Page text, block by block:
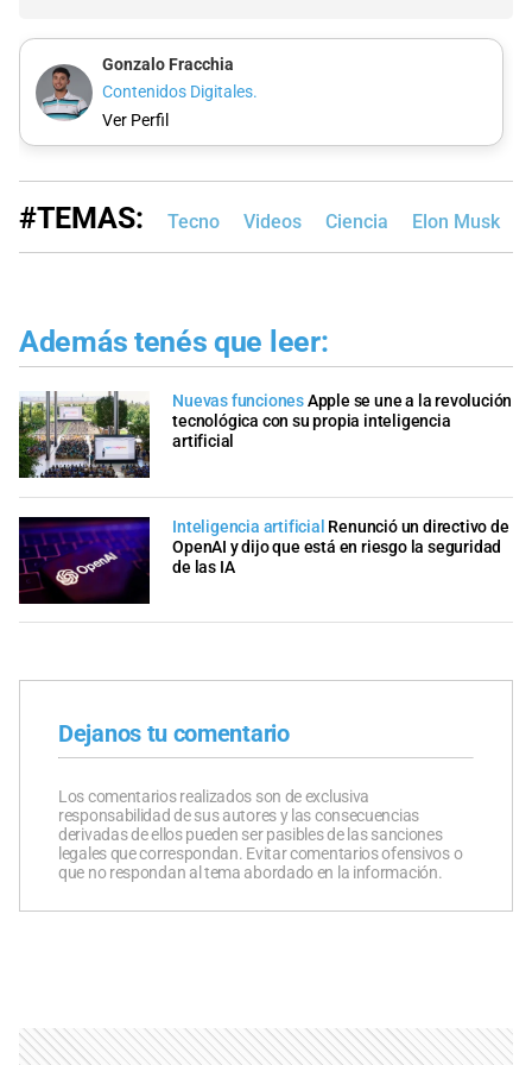
Gonzalo Fracchia
Contenidos Digitales.
Ver Perfil
#TEMAS: Tecno Videos Ciencia Elon Musk
Además tenés que leer:
Nuevas funcionesApple se une a la revolución
tecnológica con su propia inteligencia
artificial
Inteligencia artificial Renunció un directivo de
OpenAI y dijo que está en riesgo la seguridad
de las IA
Dejanos tu comentario
Los comentarios realizados son de exclusiva
responsabilidad de sus autores y las consecuencias
derivadas de ellos pueden ser pasibles de las sanciones
legales que correspondan. Evitar comentarios ofensivos o
que no respondan al tema abordado en la información.